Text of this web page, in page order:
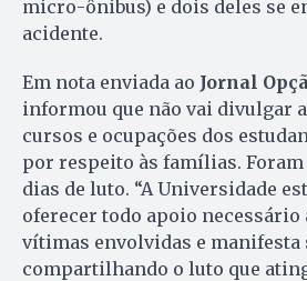
micro-ônibus) e dois deles se
acidente.
Em nota enviada ao Jornal
informou que não vai divulgar
cursos e ocupações dos
por respeito às famílias.
dias de luto. “A Universidade
oferecer todo apoio necessário
vítimas envolvidas e manifesta
compartilhando o luto que